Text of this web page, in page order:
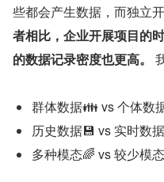
些都会产生数据，而独立
者相比，企业开展项目的
的数据记录密度也更高。
群体数据👪 vs 个体数
历史数据💾 vs 实时数
多种模态🌈 vs 较少模